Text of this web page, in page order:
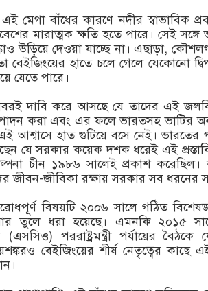
মেগা বাঁধের কারণে নদীর স্বাভাবিক
মারাত্মক ক্ষতি হতে পারে। সেই
উড়িয়ে দেওয়া যাচ্ছে না। এছাড়া,
বেইজিংয়ের হাতে চলে গেলে যেকোনো
যেতে পারে।
দাবি করে আসছে যে তাদের এই
করা এবং এর ফলে ভারতসহ ভাটির
আশ্বাসে হাত গুটিয়ে বসে নেই। ভারতের
যে সরকার কয়েক দশক ধরেই এই
চীন ১৯৮৬ সালেই প্রকাশ করেছিল।
জীবন-জীবিকা রক্ষায় সরকার সব ধরনের
বিষয়টি ২০০৬ সালে গঠিত বিশেষজ্ঞ
তুলে ধরা হয়েছে। এমনকি ২০১৫
(এসসিও) পররাষ্ট্রমন্ত্রী পর্যায়ের
বেইজিংয়ের শীর্ষ নেতৃত্বের কাছে